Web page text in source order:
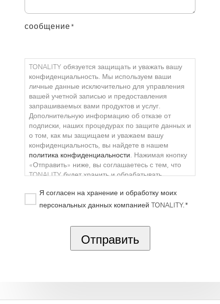
сообщение*
TONALITY обязуется защищать и уважать вашу
конфиденциальность. Мы используем ваши
личные данные исключительно для управления
вашей учетной записью и предоставления
запрашиваемых вами продуктов и услуг.
Дополнительную информацию об отказе от
подписки, наших процедурах по защите данных и
о том, как мы защищаем и уважаем вашу
конфиденциальность, вы найдете в нашем
политика конфиденциальности. Нажимая кнопку
«Отправить» ниже, вы соглашаетесь с тем, что
TONALITY будет хранить и обрабатывать
предоставления вам запрошенного контента.
Я согласен на хранение и обработку моих
персональных данных компанией TONALITY.*
Отправить